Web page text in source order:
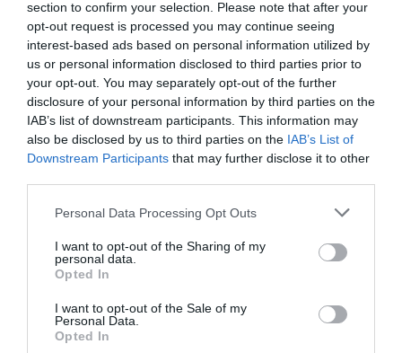
section to confirm your selection. Please note that after your
opt-out request is processed you may continue seeing
interest-based ads based on personal information utilized by
us or personal information disclosed to third parties prior to
your opt-out. You may separately opt-out of the further
disclosure of your personal information by third parties on the
IAB’s list of downstream participants. This information may
also be disclosed by us to third parties on the IAB’s List of
Downstream Participants that may further disclose it to other
Personal Data Processing Opt Outs
I want to opt-out of the Sharing of my
personal data.
Opted In
I want to opt-out of the Sale of my
Personal Data.
Opted In
cristiano"
por Hispanidad
Artículos anteriores
DIARIO DE LA CORRUPCIÓN SANCHISTA
Diario de la corrupción sanchista. Hazte
Artículos anteriores
Opinión
Enormes minucias